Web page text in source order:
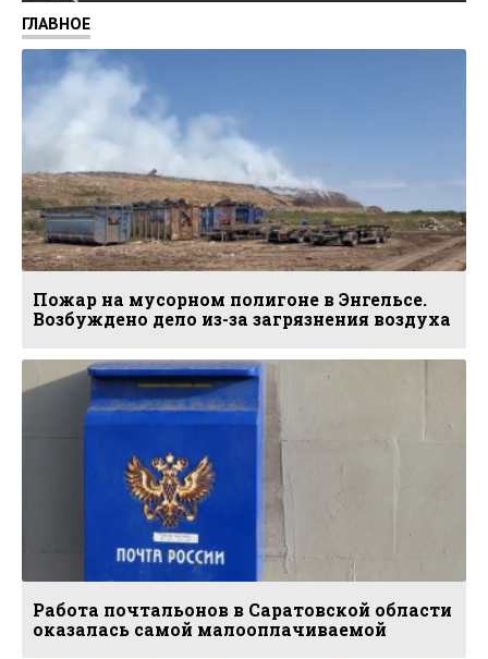
ГЛАВНОЕ
Пожар на мусорном полигоне в Энгельсе.
Возбуждено дело из-за загрязнения воздуха
Работа почтальонов в Саратовской области
оказалась самой малооплачиваемой